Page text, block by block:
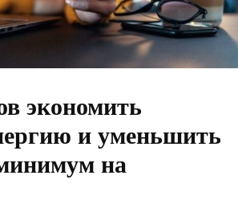
экономить
и уменьшить
на